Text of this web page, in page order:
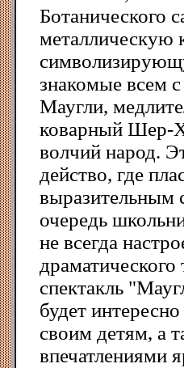
Ботанического
металлическую
знакомые всем
Маугли,
коварный Шер-
волчий народ.
действо, где
выразительным
очередь
не всегда
спектакль
будет
своим детям, а
впечатлениями